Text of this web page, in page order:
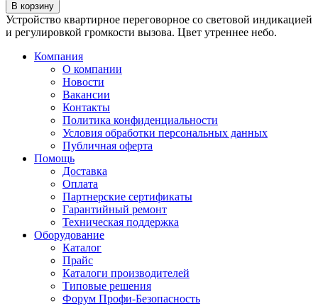
В корзину
Устройство квартирное переговорное со световой индикацией
и регулировкой громкости вызова. Цвет утреннее небо.
Компания
О компании
Новости
Вакансии
Контакты
Политика конфиденциальности
Условия обработки персональных данных
Публичная оферта
Помощь
Доставка
Оплата
Партнерские сертификаты
Гарантийный ремонт
Техническая поддержка
Оборудование
Каталог
Прайс
Каталоги производителей
Типовые решения
Форум Профи-Безопасность